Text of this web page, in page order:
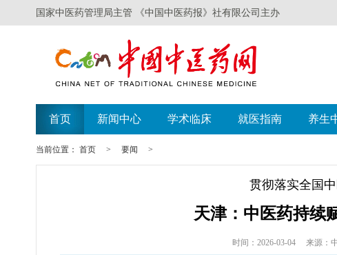
国家中医药管理局主管 《中国中医药报》社有限公司主办
首页 新闻中心 学术临床 就医指南 养生
当前位置： 首页 > 要闻 >
贯彻落实全国
天津：中医药持续
时间：2026-03-04 来源：